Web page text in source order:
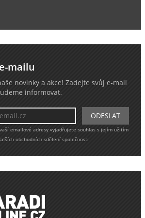
mailu
novinky a akce! Zadejte svůj e-mail
informovat.
emailové adresy vyjadřujete souhlas s jejím užitím
obchodních sdělení společnosti